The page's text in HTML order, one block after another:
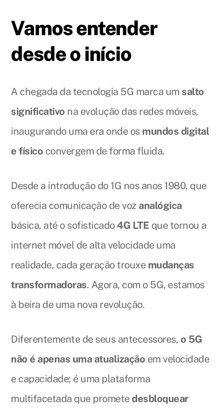
Vamos entender
desde o início
A chegada da tecnologia 5G marca um salto
significativo na evolução das redes móveis,
inaugurando uma era onde os mundos digital
e físico convergem de forma fluida.
Desde a introdução do 1G nos anos 1980, que
oferecia comunicação de voz analógica
básica, até o sofisticado 4G LTE que tornou a
internet móvel de alta velocidade uma
realidade, cada geração trouxe mudanças
transformadoras. Agora, com o 5G, estamos
à beira de uma nova revolução.
Diferentemente de seus antecessores, o 5G
não é apenas uma atualização em velocidade
e capacidade; é uma plataforma
multifacetada que prometedesbloquear